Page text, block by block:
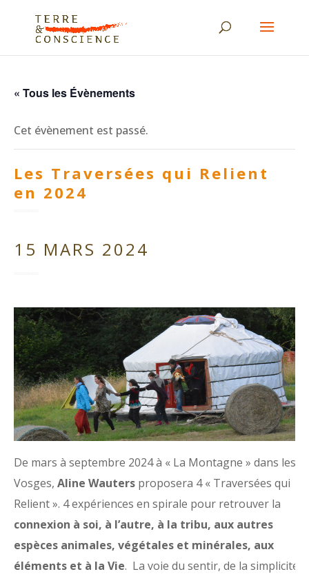
« Tous les Évènements
Cet évènement est passé.
Les Traversées qui Relient
en 2024
15 MARS 2024
De mars à septembre 2024 à « La Montagne » dans les
Vosges, Aline Wauters proposera 4 « Traversées qui
Relient ». 4 expériences en spirale pour retrouver la
connexion à soi, à l’autre, à la tribu, aux autres
espèces animales, végétales et minérales, aux
éléments et à la Vie. La voie du sentir, de la simplicité,